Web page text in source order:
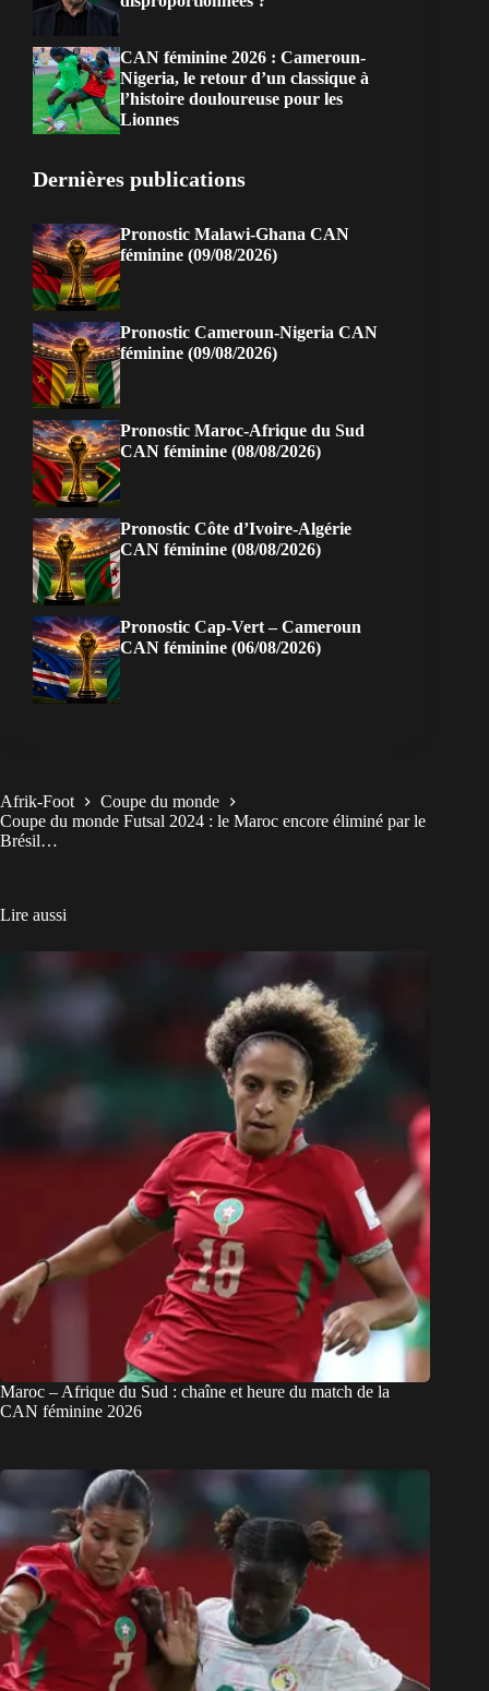
CAN féminine 2026 : Cameroun-
Nigeria, le retour d’un classique à
l’histoire douloureuse pour les
Lionnes
Dernières publications
Pronostic Malawi-Ghana CAN
féminine (09/08/2026)
Pronostic Cameroun-Nigeria CAN
féminine (09/08/2026)
Pronostic Maroc-Afrique du Sud
CAN féminine (08/08/2026)
Pronostic Côte d’Ivoire-Algérie
CAN féminine (08/08/2026)
Pronostic Cap-Vert – Cameroun
CAN féminine (06/08/2026)
Afrik-Foot
Coupe du monde
Coupe du monde Futsal 2024 : le Maroc encore éliminé par le
Brésil…
Lire aussi
Maroc – Afrique du Sud : chaîne et heure du match de la
CAN féminine 2026